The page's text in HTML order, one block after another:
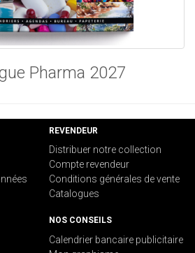
Pharma 2027
REVENDEUR
Distribuer notre collection
Compte revendeur
Conditions générales de vente
Catalogues
NOS CONSEILS
Calendrier bancaire publicitaire